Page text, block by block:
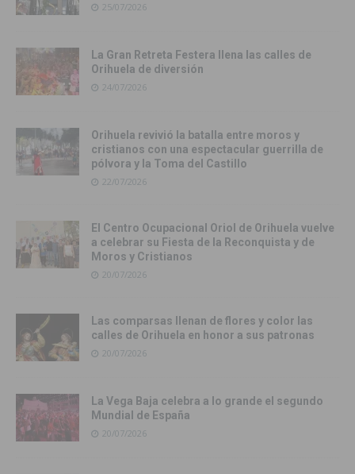
25/07/2026
La Gran Retreta Festera llena las calles de
Orihuela de diversión
24/07/2026
Orihuela revivió la batalla entre moros y
cristianos con una espectacular guerrilla de
pólvora y la Toma del Castillo
22/07/2026
El Centro Ocupacional Oriol de Orihuela vuelve
a celebrar su Fiesta de la Reconquista y de
Moros y Cristianos
20/07/2026
Las comparsas llenan de flores y color las
calles de Orihuela en honor a sus patronas
20/07/2026
La Vega Baja celebra a lo grande el segundo
Mundial de España
20/07/2026